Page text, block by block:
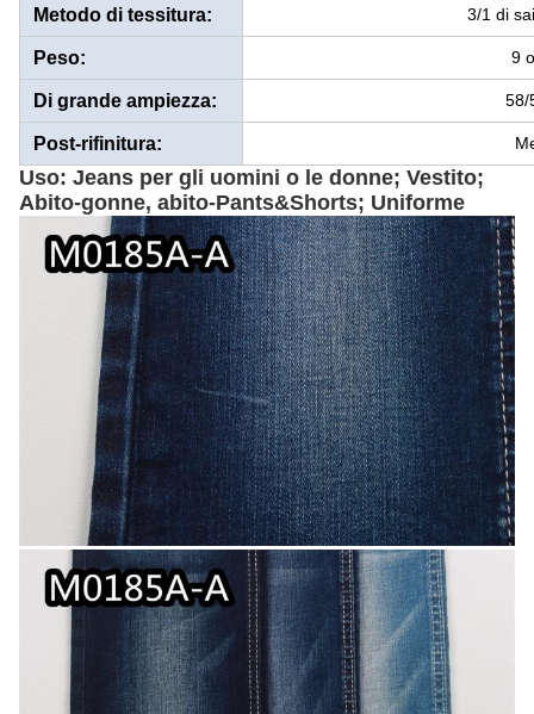
Metodo di tessitura: 3/1 di
Peso: 9
Di grande ampiezza: 58/
Post-rifinitura:
Uso: Jeans per gli uomini o le donne; Vestito;
Abito-gonne, abito-Pants&Shorts; Uniforme